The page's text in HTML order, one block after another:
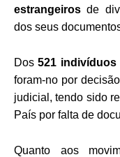
estrangeiros de
dos seus
Dos521 indivíduos
foram-no por
judicial, tendo sido
País por falta de
Quanto aos